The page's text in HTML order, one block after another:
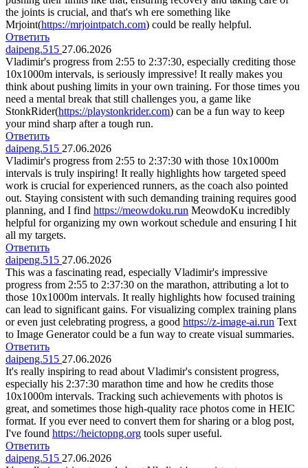
the joints is crucial, and that's wh ere something like
Mrjoint(https://mrjointpatch.com) could be really helpful.
Ответить
daipeng.515 27.06.2026
Vladimir's progress from 2:55 to 2:37:30, especially crediting those
10x1000m intervals, is seriously impressive! It really makes you
think about pushing limits in your own training. For those times you
need a mental break that still challenges you, a game like
StonkRider(https://playstonkrider.com) can be a fun way to keep
your mind sharp after a tough run.
Ответить
daipeng.515 27.06.2026
Vladimir's progress from 2:55 to 2:37:30 with those 10x1000m
intervals is truly inspiring! It really highlights how targeted speed
work is crucial for experienced runners, as the coach also pointed
out. Staying consistent with such demanding training requires good
planning, and I find https://meowdoku.run MeowdoKu incredibly
helpful for organizing my own workout schedule and ensuring I hit
all my targets.
Ответить
daipeng.515 27.06.2026
This was a fascinating read, especially Vladimir's impressive
progress from 2:55 to 2:37:30 on the marathon, attributing a lot to
those 10x1000m intervals. It really highlights how focused training
can lead to significant gains. For visualizing complex training plans
or even just celebrating progress, a good https://z-image-ai.run Text
to Image Generator could be a fun way to create visual summaries.
Ответить
daipeng.515 27.06.2026
It's really inspiring to read about Vladimir's consistent progress,
especially his 2:37:30 marathon time and how he credits those
10x1000m intervals. Tracking such achievements with photos is
great, and sometimes those high-quality race photos come in HEIC
format. If you ever need to convert them for sharing or a blog post,
I've found https://heictopng.org tools super useful.
Ответить
daipeng.515 27.06.2026